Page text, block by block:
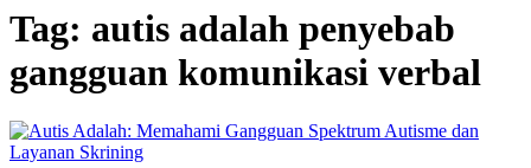
Tag: autis adalah penyebab
gangguan komunikasi verbal